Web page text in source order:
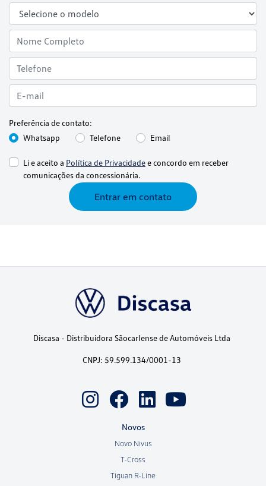
Preferência de contato:
Whatsapp
Telefone Email
Li e aceito a Política de Privacidadee concordo em receber
comunicações da concessionária.
Entrar em contato
Discasa - Distribuidora Sãocarlense de Automóveis Ltda
CNPJ: 59.599.134/0001-13
Novos
Novo Nivus
T-Cross
Tiguan R-Line